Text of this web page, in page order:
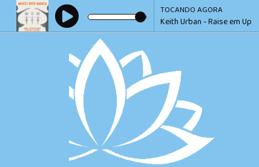
TOCANDO AGORA
Keith Urban - Raise em Up